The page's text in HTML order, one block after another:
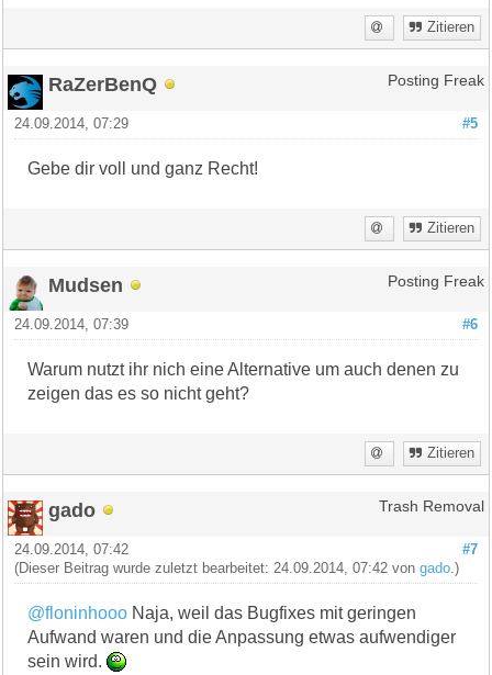
Zitieren
RaZerBenQ Posting Freak
#5
24.09.2014, 07:29
Gebe dir voll und ganz Recht!
Zitieren
Mudsen Posting Freak
#6
24.09.2014, 07:39
Warum nutzt ihr nich eine Alternative um auch denen zu
zeigen das es so nicht geht?
Zitieren
gado Trash Removal
#7
24.09.2014, 07:42
(Dieser Beitrag wurde zuletzt bearbeitet: 24.09.2014, 07:42 vongado .)
@floninhooo Naja, weil das Bugfixes mit geringen
Aufwand waren und die Anpassung etwas aufwendiger
sein wird.